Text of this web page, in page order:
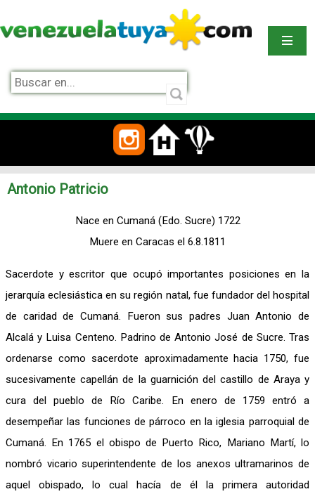
Antonio Patricio
Nace en Cumaná (Edo. Sucre) 1722
Muere en Caracas el 6.8.1811
Sacerdote y escritor que ocupó importantes posiciones en la
jerarquía eclesiástica en su región natal, fue fundador del hospital
de caridad de Cumaná. Fueron sus padres Juan Antonio de
Alcalá y Luisa Centeno. Padrino de Antonio José de Sucre. Tras
ordenarse como sacerdote aproximadamente hacia 1750, fue
sucesivamente capellán de la guarnición del castillo de Araya y
cura del pueblo de Río Caribe. En enero de 1759 entró a
desempeñar las funciones de párroco en la iglesia parroquial de
Cumaná. En 1765 el obispo de Puerto Rico, Mariano Martí, lo
nombró vicario superintendente de los anexos ultramarinos de
aquel obispado, lo cual hacía de él la primera autoridad